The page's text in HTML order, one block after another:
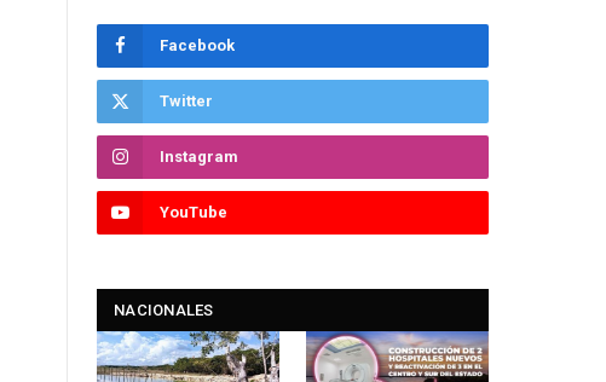
Facebook
Twitter
Instagram
YouTube
NACIONALES